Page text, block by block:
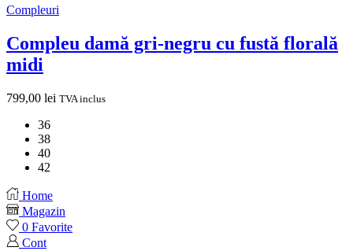
Compleuri
Compleu damă gri-negru cu fustă florală
midi
799,00 lei TVA inclus
36
38
40
42
Home
Magazin
0 Favorite
Cont